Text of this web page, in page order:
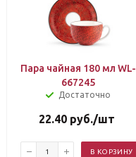
Пара чайная 180 мл WL-
667245
Достаточно
22.40 руб./шт
В КОРЗИНУ